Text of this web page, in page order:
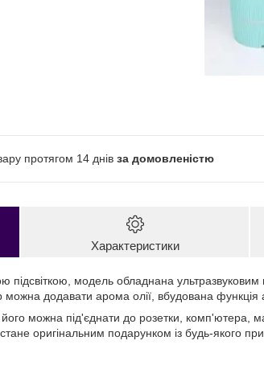
протягом 14 днів за домовленістю
Характеристики
підсвіткою, модель обладнана
можна додавати арома олії, вбудована
його можна під'єднати до розетки, комп'ютера,
оригінальним подарунком із будь-якого